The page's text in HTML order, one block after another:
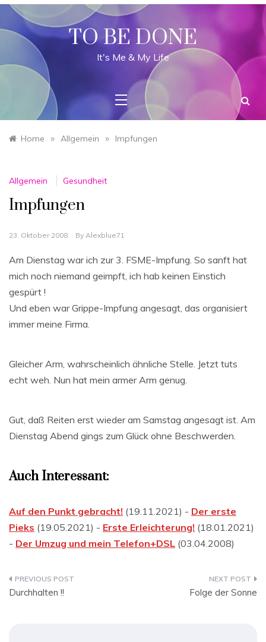
Skip
content
TO BE DONE
It's Me & My Life
Home » Allgemein » Impfungen
Allgemein Gesundheit
Impfungen
23. Oktober 2008 By Alexblue71
Am Dienstag war ich zur 3. FSME-Impfung. So sanft hat
mich noch niemand geimpft, ich hab keinen Einstich
gespürt !
Und eben war Grippe-Impfung angesagt, das organisiert
immer meine Firma.
Gleicher Arm, wahrscheinlich ähnliche Stelle. Jetzt tuts
echt weh. Nun hat mein armer Arm genug.
Gut, daß Reiten erst wieder am Samstag angesagt ist. Am
Dienstag Abend gings zum Glück ohne Beschwerden.
Auch Interessant:
Auf den Punkt gebracht! (19.11.2021) - Der erste
Pieks (19.05.2021) - Erste Erleichterung! (18.01.2021)
- Der Umzug und mein Telefon+DSL (03.04.2008)
Beitragsnavigation
Durchhalten !! Folge der Sonne